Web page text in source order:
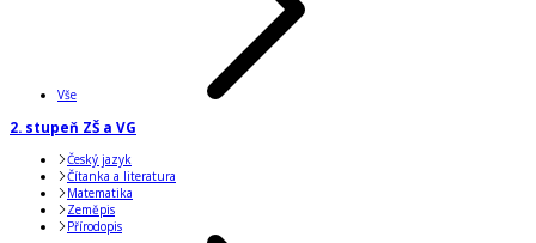
Vše
2. stupeň ZŠ a VG
Český jazyk
Čítanka a literatura
Matematika
Zeměpis
Přírodopis